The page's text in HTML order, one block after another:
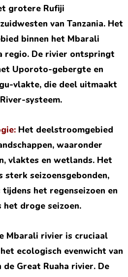
grotere Rufiji
van Tanzania. Het
binnen het Mbarali
regio. De rivier ontspringt
Uporoto-gebergte en
vlakte, die deel uitmaakt
systeem.
Het deelstroomgebied
waaronder
vlaktes en wetlands. Het
sterk seizoensgebonden,
het regenseizoen en
droge seizoen.
Mbarali rivier is cruciaal
ecologisch evenwicht van
de Great Ruaha rivier. De